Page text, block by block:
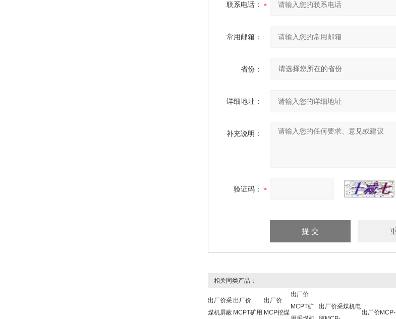
联系电话：
常用邮箱：
省份：
详细地址：
补充说明：
验证码：
相关同类产品：
出厂价采
煤机屏蔽
出厂价
MCPT矿用
出厂价
MCP挖煤
出厂价
MCPT矿
出厂价采煤机电
出厂价MCP-